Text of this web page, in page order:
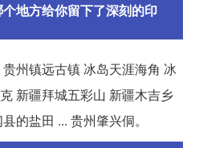
地方给你留下了深刻的印
州镇远古镇 冰岛天涯海角 冰
新疆拜城五彩山 新疆木吉乡
的盐田 ... 贵州肇兴侗。